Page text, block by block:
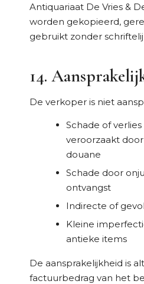
Antiquariaat De Vries &
worden gekopieerd,
gebruikt zonder
14.
De verkoper is niet
Schade of
veroorzaakt
douane
Schade door
ontvangst
Indirecte of
Kleine
antieke items
De aansprakelijkheid is
factuurbedrag van het